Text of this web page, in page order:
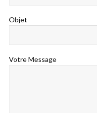
Objet
Votre Message